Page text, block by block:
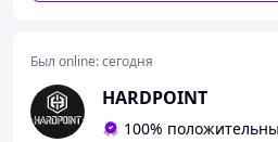
Основной
Dyneema
Дополнительный
Был online:сегодня
HARDPOINT
100%